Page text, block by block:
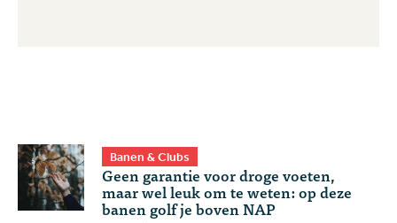
Banen & Clubs
Geen garantie voor droge voeten,
maar wel leuk om te weten: op deze
banen golf je boven NAP